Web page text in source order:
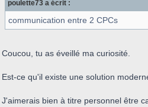
poulette73 a écrit :
communication entre 2 CPCs
Coucou, tu as éveillé ma curiosité.
Est-ce qu'il existe une solution
J'aimerais bien à titre personnel être